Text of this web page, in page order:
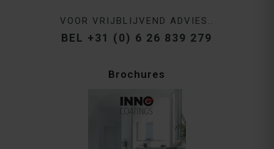
VOOR VRIJBLIJVEND ADVIES..
BEL +31 (0) 6 26 839 279
Brochures